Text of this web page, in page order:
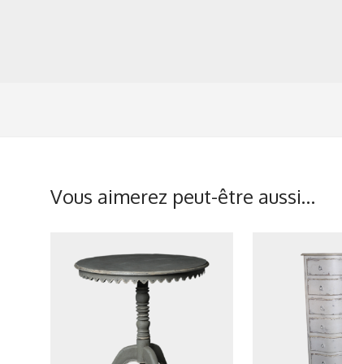
Vous aimerez peut-être aussi…